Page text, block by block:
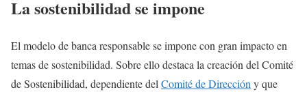
La sostenibilidad se impone
El modelo de banca responsable se impone con gran impacto en
temas de sostenibilidad. Sobre ello destaca la creación del Comité
de Sostenibilidad, dependiente del Comité de Dirección y que